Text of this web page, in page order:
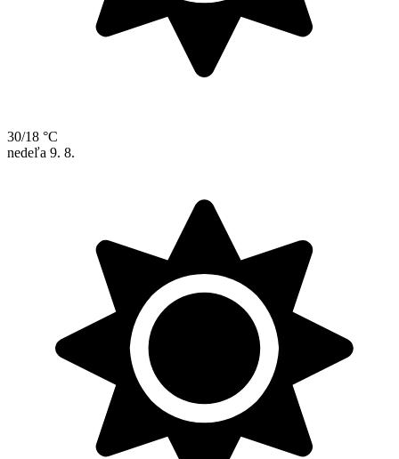
30/18 °C
nedeľa 9. 8.